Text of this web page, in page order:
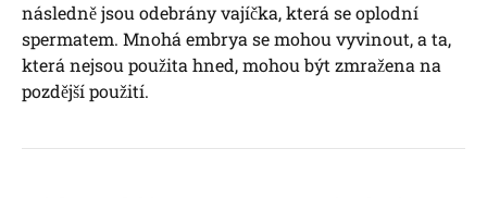
následně jsou odebrány vajíčka, která se oplodní
spermatem. Mnohá embrya se mohou vyvinout, a ta,
která nejsou použita hned, mohou být zmražena na
pozdější použití.